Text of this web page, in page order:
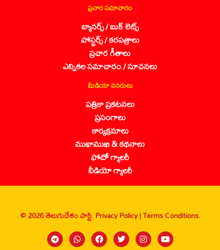
ప్రచార సమాచారం
బ్యానర్స్ / బుక్ లెట్స్
పోస్టర్స్ / కరపత్రాలు
ప్రచార గీతాలు
ఎన్నికల సమాచారం / సూచనలు
మీడియా వనరులు
పత్రికా ప్రకటనలు
ప్రసంగాలు
కార్యక్రమాలు
ముఖాముఖి & కథనాలు
ఫోటో గ్యాలరీ
వీడియో గ్యాలరీ
© 2026 తెలుగుదేశం పార్టీ.Privacy Policy |Terms Conditions.